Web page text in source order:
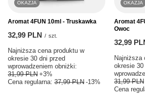
OKAZJA
Aromat 4FUN 10ml - Truskawka
32,99 PLN / szt.
Najniższa cena produktu w
okresie 30 dni przed
wprowadzeniem obniżki:
31,99 PLN +3%
Cena regularna: 37,99 PLN -13%
OKAZJA
Aromat
Owoc
32,99
Najniższa
okresie 30
31,99 PLN
Cena